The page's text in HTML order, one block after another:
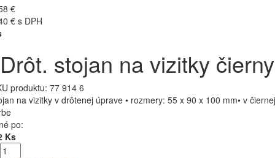
€
€ s DPH
Drôt. stojan na vizitky čierny
produktu: 77 914 6
na vizitky v drôtenej úprave • rozmery: 55 x 90 x 100 mm• v čiernej
po:
Ks